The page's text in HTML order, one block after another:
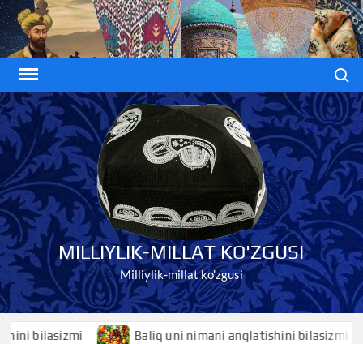
Skip
to
content
MILLIYLIK-MILLAT KO'ZGUSI
Milliylik-millat ko'zgusi
Baliq uni nimani anglatishini bilasizmi